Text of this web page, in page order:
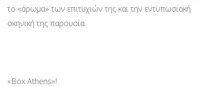
το «άρωμα» των επιτυχιών της και την εντυπωσιακή
σκηνική της παρουσία.
«Box Athens»!